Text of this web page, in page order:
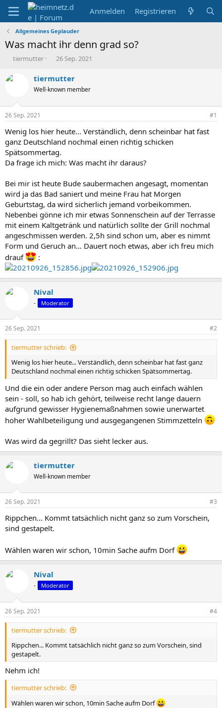
Anmelden Registrieren
Allgemeines Geplauder
Was macht ihr denn grad so?
E
s
e
r
tiermutter
E
s
e
t
a
26 Sep. 2021
tiermutter
Well-known member
26 Sep. 2021 #1
Wenig los hier heute... Verständlich, denn scheinbar hat fast
ganz Deutschland nochmal einen richtig schicken
Spätsommertag.
Da frage ich mich: Was macht ihr daraus?
Bei mir ist heute Bude saubermachen angesagt, momentan
wird ja das Bad saniert und meine Frau hat Morgen
Geburtstag, da wird sicherlich jemand vorbeikommen.
Nebenbei gönne ich mir etwas Sonnenschein auf der Terrasse
mit einem Kaltgetränk und natürlich sollte der Grill nochmal
angeschmissen werden. 2,5h sind schon um, aber es nimmt
Form und Geruch an... Dauert noch etwas, aber ich freu mich
drauf
:
Nival
- Moderator
26 Sep. 2021 #2
tiermutter schrieb:
Wenig los hier heute... Verständlich, denn scheinbar hat fast ganz
Deutschland nochmal einen richtig schicken Spätsommertag.
Und die ein oder andere Person mag auch einfach wählen
sein - soll, so hab ich gehört, teilweise recht lange dauern
aufgrund gewisser Hygienemaßnahmen sowie unerwartet
hoher Wahlbeteiligung und ausgegangenen Stimmzetteln
Was wird da gegrillt? Das sieht lecker aus.
tiermutter
Well-known member
26 Sep. 2021 #3
Rippchen... Kommt tatsächlich nicht ganz so zum Vorschein,
sind gestapelt.
Wählen waren wir schon, 10min Sache aufm Dorf
Nival
- Moderator
26 Sep. 2021 #4
tiermutter schrieb:
Rippchen... Kommt tatsächlich nicht ganz so zum Vorschein, sind
gestapelt.
Nehm ich!
tiermutter schrieb:
Wählen waren wir schon, 10min Sache aufm Dorf